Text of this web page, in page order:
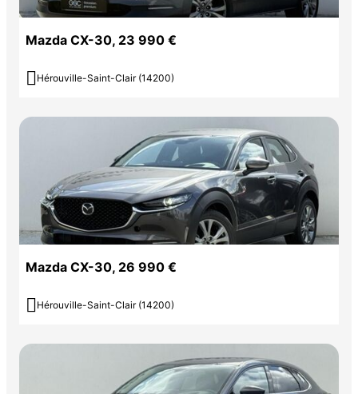
Mazda CX-30, 23 990 €
 Hérouville-Saint-Clair (14200)
Mazda CX-30, 26 990 €
 Hérouville-Saint-Clair (14200)